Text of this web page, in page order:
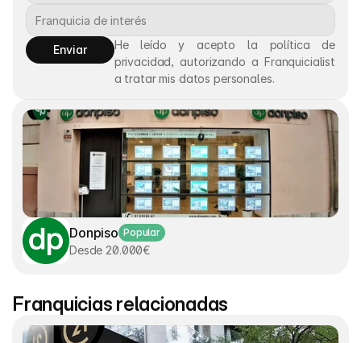
Enviar
He leído y acepto la política de
privacidad, autorizando a Franquicialist
a tratar mis datos personales.
Donpiso Popular
Desde 20.000€
Franquicias relacionadas